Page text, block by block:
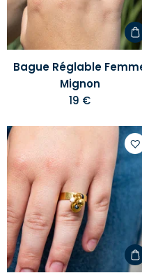
Bague Réglable
Mignon
19 €